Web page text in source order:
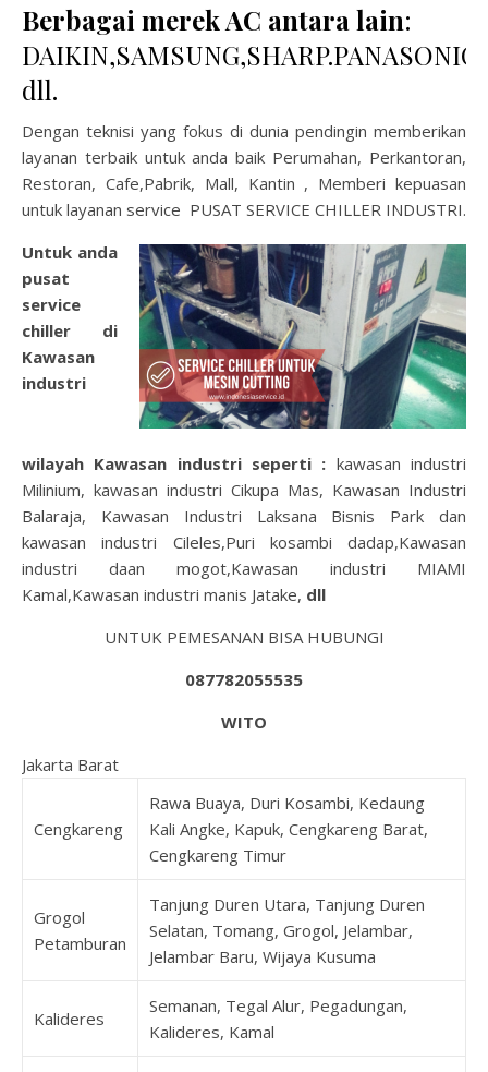
Berbagai merek AC antara lain:
dll.
Dengan teknisi yang fokus di dunia pendingin memberikan
layanan terbaik untuk anda baik Perumahan, Perkantoran,
Restoran, Cafe,Pabrik, Mall, Kantin , Memberi kepuasan
untuk layanan service PUSAT SERVICE CHILLER INDUSTRI.
Untuk anda
pusat
service
chiller di
Kawasan
industri
wilayah Kawasan industriseperti : kawasan industri
Milinium, kawasan industri Cikupa Mas, Kawasan Industri
Balaraja, Kawasan Industri Laksana Bisnis Park dan
kawasan industri Cileles,Puri kosambi dadap,Kawasan
industri daan mogot,Kawasan industri MIAMI
Kamal,Kawasan industri manis Jatake, dll
UNTUK PEMESANAN BISA HUBUNGI
087782055535
WITO
Jakarta Barat
Cengkareng
Rawa Buaya, Duri Kosambi, Kedaung
Kali Angke, Kapuk, Cengkareng Barat,
Cengkareng Timur
Grogol
Petamburan
Tanjung Duren Utara, Tanjung Duren
Selatan, Tomang, Grogol, Jelambar,
Jelambar Baru, Wijaya Kusuma
Kalideres
Semanan, Tegal Alur, Pegadungan,
Kalideres, Kamal